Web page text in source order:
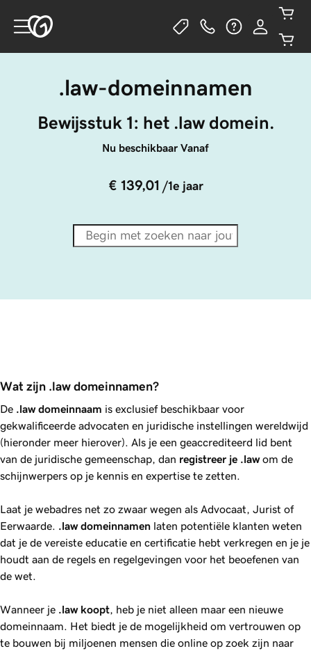
.law-domeinnamen
Bewijsstuk 1: het .law domein.
Nu beschikbaar Vanaf
€ 139,01 /1e jaar
Wat zijn .law domeinnamen?
De .lawdomeinnaam is exclusief beschikbaar voor
gekwalificeerde advocaten en juridische instellingen wereldwijd
(hieronder meer hierover). Als je een geaccrediteerd lid bent
van de juridische gemeenschap, dan registreer je .lawom de
schijnwerpers op je kennis en expertise te zetten.
Laat je webadres net zo zwaar wegen als Advocaat Jurist of
Eerwaarde
.lawdomeinnamen laten potentiële klanten weten
dat je de vereiste educatie en certificatie hebt verkregen en je je
houdt aan de regels en regelgevingen voor het beoefenen van
de wet.
Wanneer je .lawkoopt , heb je niet alleen maar een nieuwe
domeinnaam. Het biedt je de mogelijkheid om vertrouwen op
te bouwen bij miljoenen mensen die online op zoek zijn naar